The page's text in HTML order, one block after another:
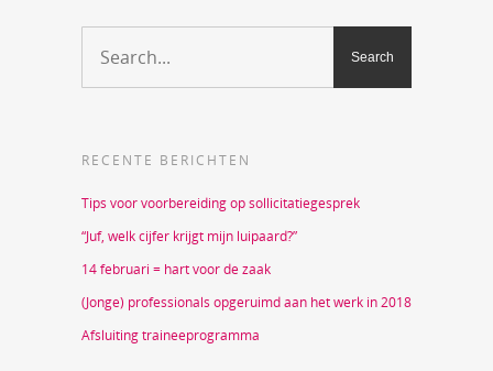
RECENTE BERICHTEN
Tips voor voorbereiding op sollicitatiegesprek
“Juf, welk cijfer krijgt mijn luipaard?”
14 februari = hart voor de zaak
(Jonge) professionals opgeruimd aan het werk in 2018
Afsluiting traineeprogramma